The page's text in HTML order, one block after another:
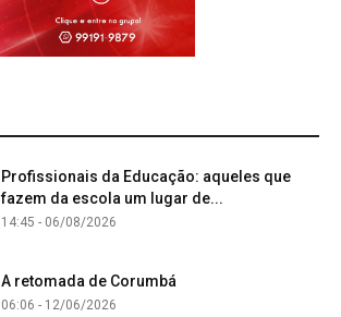
Profissionais da Educação: aqueles que
fazem da escola um lugar de...
14:45 - 06/08/2026
A retomada de Corumbá
06:06 - 12/06/2026